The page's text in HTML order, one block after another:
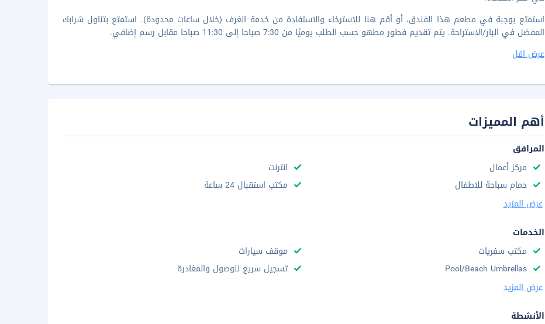
استمتع بوجبة في مطعم هذا الفندق، أو أقم هنا للاسترخاء والاستفادة من خدمة الغرف (خلال ساعات محدودة). استمتع بتناول شرابك
المفضل في البار/الاستراحة. يتم تقديم فطور مطهو حسب الطلب يوميًا من 7:30 صباحا إلى 11:30 صباحا مقابل رسم إضافي.
عرض اقل
أهم المميزات
المرافق
مركز أعمال
انترنت
حمام سباحة للاطفال
مكتب استقبال 24 ساعة
عرض المزيد
الخدمات
مكتب سفريات
موقف سيارات
Pool/Beach Umbrellas
تسجيل سريع للوصول والمغادرة
عرض المزيد
الأنشطة